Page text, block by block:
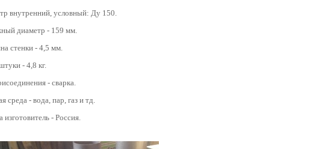
внутренний, условный: Ду 150.
диаметр - 159 мм.
стенки - 4,5 мм.
- 4,8 кг.
- сварка.
среда - вода, пар, газ и тд.
изготовитель - Россия.